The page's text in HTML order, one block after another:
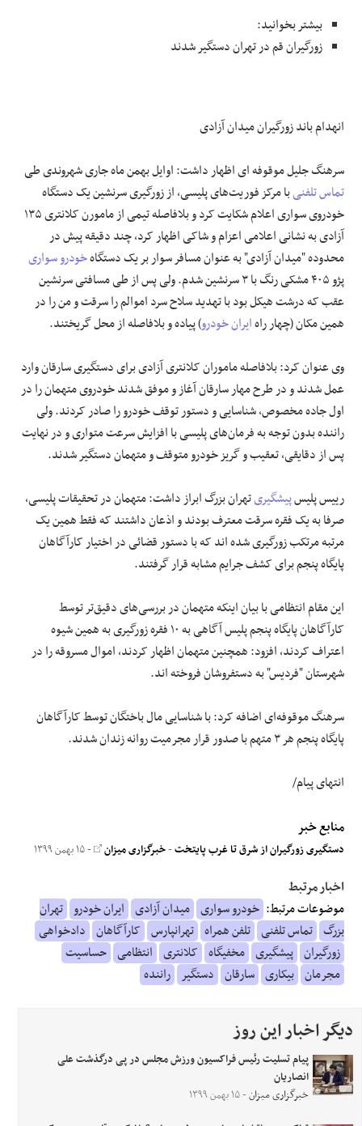
بیشتر بخوانید:
زورگیران قم در تهران دستگیر شدند
انهدام باند زورگیران میدان آزادی
سرهنگ جلیل موقوفه ای اظهار داشت: اوایل بهمن ماه جاری شهروندی طی
تماس تلفنیبا مرکز فوریت‌های پلیسی، از زورگیری سرنشین یک دستگاه
خودروی سواری اعلام شکایت کرد و بلافاصله تیمی از مامورن کلانتری ۱۳۵
آزادی به نشانی اعلامی اعزام و شاکی اظهار کرد، چند دقیقه پیش در
محدوده "میدان آزادی" به عنوان مسافر سوار بر یک دستگاهخودرو سواری
پژو ۴۰۵ مشکی رنگ با ۳ سرنشین شدم. ولی پس از طی مسافتی سرنشین
عقب که درشت هیکل بود با تهدید سلاح سرد اموالم را سرقت و من را در
همین مکان (چهار راهایران خودرو) پیاده و بلافاصله از محل گریختند.
وی عنوان کرد: بلافاصله ماموران کلانتری آزادی برای دستگیری سارقان وارد
عمل شدند و در طرح مهار سارقان آغاز و موفق شدند خودروی متهمان را در
اول جاده مخصوص، شناسایی و دستور توقف خودرو را صادر کردند. ولی
راننده بدون توجه به فرمان‌های پلیسی با افزایش سرعت متواری و در نهایت
پس از دقایقی، تعقیب و گریز خودرو متوقف و متهمان دستگیر شدند.
رییس پلیسپیشگیریتهران بزرگ ابراز داشت: متهمان در تحقیقات پلیسی،
صرفا به یک فقره سرقت معترف بودند و اذعان داشتند که فقط همین یک
مرتبه مرتکب زورگیری شده اند که با دستور قضائی در اختیار کارآگاهان
پایگاه پنجم برای کشف جرایم مشابه قرار گرفتند.
این مقام انتظامی با بیان اینکه متهمان در بررسی‌های دقیق‌تر توسط
کارآگاهان پایگاه پنجم پلیس آگاهی به ۱۰ فقره زورگیری به همین شیوه
اعتراف کردند، افزود: همچنین متهمان اظهار کردند، اموال مسروقه را در
شهرستان "فردیس" به دستفروشان فروخته اند.
سرهنگ موقوفه‌ای اضافه کرد: با شناسایی مال باختگان توسط کارآگاهان
پایگاه پنجم هر ۳ متهم با صدور قرار مجرمیت روانه زندان شدند.
انتهای پیام/
منابع خبر
دستگیری زورگیران از شرق تا غرب پایتخت-خبرگزاری میزان - ۱۵ بهمن ۱۳۹۹
اخبار مرتبط
موضوعات مرتبط: خودرو سواری میدان آزادی ایران خودرو تهران
بزرگ تماس تلفنی تلفن همراه تهرانپارس کارآگاهان دادخواهی
زورگیران پیشگیری مخفیگاه کلانتری انتظامی حساسیت
مجرمان بیکاری سارقان دستگیر راننده
دیگر اخبار این روز
پیام تسلیت رئیس فراکسیون ورزش مجلس در پی درگذشت علی
انصاریان
خبرگزاری میزان- ۱۵ بهمن ۱۳۹۹